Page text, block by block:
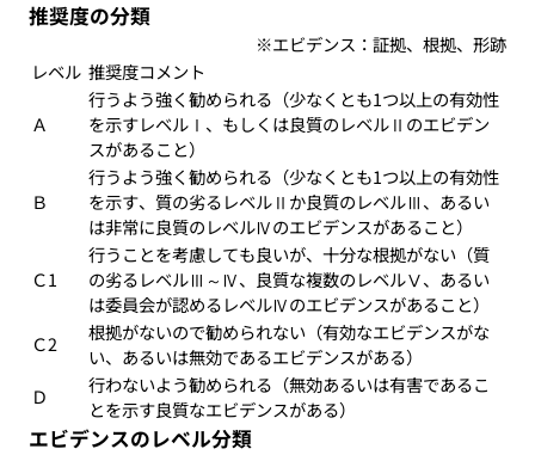
推奨度の分類
※エビデンス：証拠、根拠、形跡
レベル 推奨度コメント
Ａ
行うよう強く勧められる（少なくとも1つ以上の有効性
を示すレベルⅠ、もしくは良質のレベルⅡのエビデン
スがあること）
Ｂ
行うよう強く勧められる（少なくとも1つ以上の有効性
を示す、質の劣るレベルⅡか良質のレベルⅢ、あるい
は非常に良質のレベルⅣのエビデンスがあること）
Ｃ1
行うことを考慮しても良いが、十分な根拠がない（質
の劣るレベルⅢ～Ⅳ、良質な複数のレベルⅤ、あるい
は委員会が認めるレベルⅣのエビデンスがあること）
Ｃ2
根拠がないので勧められない（有効なエビデンスがな
い、あるいは無効であるエビデンスがある）
Ｄ
行わないよう勧められる（無効あるいは有害であるこ
とを示す良質なエビデンスがある）
エビデンスのレベル分類